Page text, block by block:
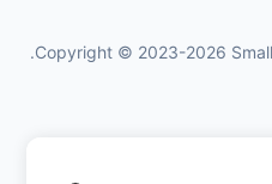
Copyright © 2023-2026